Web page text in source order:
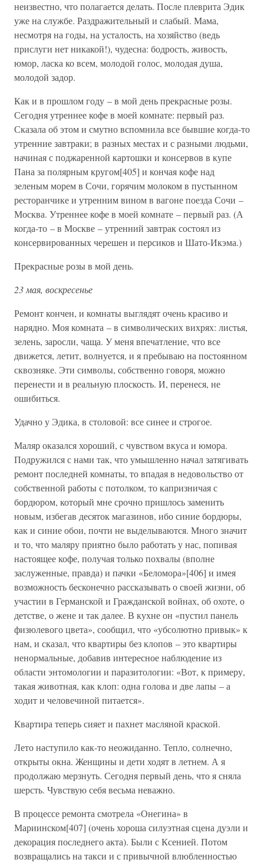
неизвестно, что полагается делать. После плеврита Эдик
уже на службе. Раздражительный и слабый. Мама,
несмотря на годы, на усталость, на хозяйство (ведь
прислуги нет никакой!), чудесна: бодрость, живость,
юмор, ласка ко всем, молодой голос, молодая душа,
молодой задор.
Как и в прошлом году – в мой день прекрасные розы.
Сегодня утреннее кофе в моей комнате: первый раз.
Сказала об этом и смутно вспомнила все бывшие когда-то
утренние завтраки; в разных местах и с разными людьми,
начиная с поджаренной картошки и консервов в купе
Пана за полярным кругом[405] и кончая кофе над
зеленым морем в Сочи, горячим молоком в пустынном
ресторанчике и утренним вином в вагоне поезда Сочи –
Москва. Утреннее кофе в моей комнате – первый раз. (А
когда-то – в Москве – утренний завтрак состоял из
консервированных черешен и персиков и Шато-Икэма.)
Прекрасные розы в мой день.
23 мая, воскресенье
Ремонт кончен, и комнаты выглядят очень красиво и
нарядно. Моя комната – в символических вихрях: листья,
зелень, заросли, чаща. У меня впечатление, что все
движется, летит, волнуется, и я пребываю на постоянном
сквозняке. Эти символы, собственно говоря, можно
перенести и в реальную плоскость. И, перенеся, не
ошибиться.
Удачно у Эдика, в столовой: все синее и строгое.
Маляр оказался хороший, с чувством вкуса и юмора.
Подружился с нами так, что умышленно начал затягивать
ремонт последней комнаты, то впадая в недовольство от
собственной работы с потолком, то капризничая с
бордюром, который мне срочно пришлось заменить
новым, избегав десяток магазинов, ибо синие бордюры,
как и синие обои, почти не выделываются. Много значит
и то, что маляру приятно было работать у нас, попивая
настоящее кофе, получая только похвалы (вполне
заслуженные, правда) и пачки «Беломора»[406] и имея
возможность бесконечно рассказывать о своей жизни, об
участии в Германской и Гражданской войнах, об охоте, о
детстве, о жене и так далее. В кухне он «пустил панель
физюлевого цвета», сообщил, что «убсолютно привык» к
нам, и сказал, что квартиры без клопов – это квартиры
ненормальные, добавив интересное наблюдение из
области энтомологии и паразитологии: «Вот, к примеру,
такая животная, как клоп: одна голова и две лапы – а
ходит и человечиной питается».
Квартира теперь сияет и пахнет масляной краской.
Лето наступило как-то неожиданно. Тепло, солнечно,
открыты окна. Женщины и дети ходят в летнем. А я
продолжаю мерзнуть. Сегодня первый день, что я сняла
шерсть. Чувствую себя весьма неважно.
В процессе ремонта смотрела «Онегина» в
Мариинском[407] (очень хороша силуэтная сцена дуэли и
декорация последнего акта). Были с Ксенией. Потом
возвращались на такси и с привычной влюбленностью